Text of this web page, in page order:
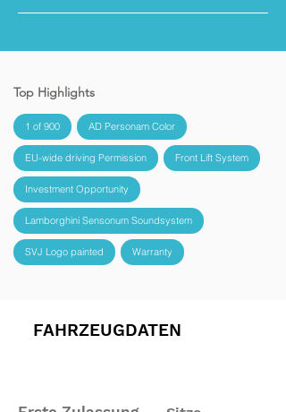
Top Highlights
1 of 900 AD Personam Color
EU-wide driving Permission Front Lift System
Investment Opportunity
Lamborghini Sensonum Soundsystem
SVJ Logo painted Warranty
FAHRZEUGDATEN